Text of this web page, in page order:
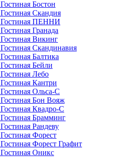
Гостиная Бостон
Гостиная Скандия
Гостиная ПЕННИ
Гостиная Гранада
Гостиная Викинг
Гостиная Скандинавия
Гостиная Балтика
Гостиная Бейли
Гостиная Лебо
Гостиная Кантри
Гостиная Ольса-С
Гостиная Бон Вояж
Гостиная Квадро-С
Гостиная Брамминг
Гостиная Рандеву
Гостиная Форест
Гостиная Форест Графит
Гостиная Оникс